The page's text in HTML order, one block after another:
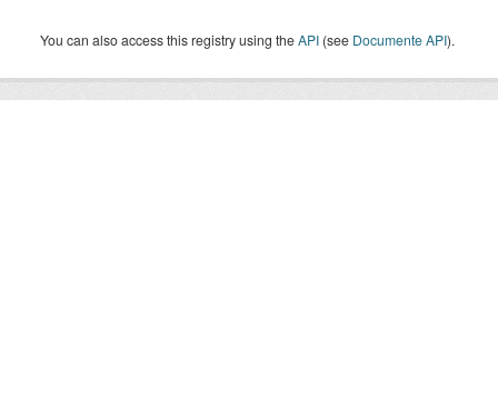
You can also access this registry using theAPI (see Documente API).